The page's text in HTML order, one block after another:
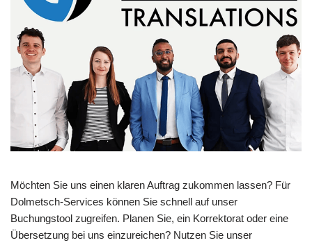
Möchten Sie uns einen klaren Auftrag zukommen lassen? Für
Dolmetsch-Services können Sie schnell auf unser
Buchungstool zugreifen. Planen Sie, ein Korrektorat oder eine
Übersetzung bei uns einzureichen? Nutzen Sie unser